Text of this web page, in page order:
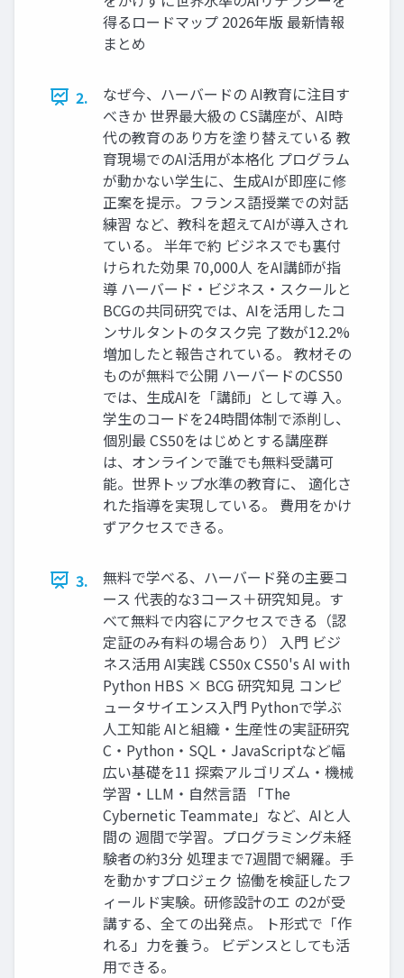
得るロードマップ 2026年版 最新情報
まとめ
2.
なぜ今、ハーバードの AI教育に注目す
べきか 世界最大級の CS講座が、AI時
代の教育のあり方を塗り替えている 教
育現場でのAI活用が本格化 プログラム
が動かない学生に、生成AIが即座に修
正案を提示。フランス語授業での対話
練習 など、教科を超えてAIが導入され
ている。 半年で約 ビジネスでも裏付
けられた効果 70,000人 をAI講師が指
導 ハーバード・ビジネス・スクールと
BCGの共同研究では、AIを活用したコ
ンサルタントのタスク完 了数が12.2%
増加したと報告されている。 教材その
ものが無料で公開 ハーバードのCS50
では、生成AIを「講師」として導 入。
学生のコードを24時間体制で添削し、
個別最 CS50をはじめとする講座群
は、オンラインで誰でも無料受講可
能。世界トップ水準の教育に、 適化さ
れた指導を実現している。 費用をかけ
ずアクセスできる。
3.
無料で学べる、ハーバード発の主要コ
ース 代表的な3コース＋研究知見。す
べて無料で内容にアクセスできる（認
定証のみ有料の場合あり） 入門 ビジ
ネス活用 AI実践 CS50x CS50's AI with
Python HBS × BCG 研究知見 コンピ
ュータサイエンス入門 Pythonで学ぶ
人工知能 AIと組織・生産性の実証研究
C・Python・SQL・JavaScriptなど幅
広い基礎を11 探索アルゴリズム・機械
学習・LLM・自然言語 「The
Cybernetic Teammate」など、AIと人
間の 週間で学習。プログラミング未経
験者の約3分 処理まで7週間で網羅。手
を動かすプロジェク 協働を検証したフ
ィールド実験。研修設計のエ の2が受
講する、全ての出発点。 ト形式で「作
れる」力を養う。 ビデンスとしても活
用できる。